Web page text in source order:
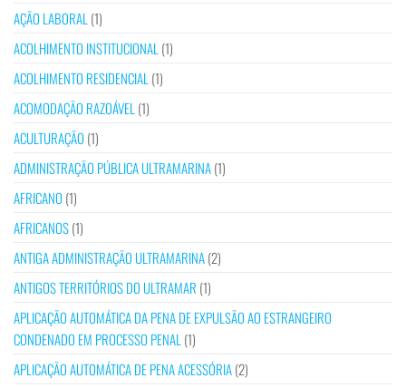
AÇÃO LABORAL (1)
ACOLHIMENTO INSTITUCIONAL (1)
ACOLHIMENTO RESIDENCIAL (1)
ACOMODAÇÃO RAZOÁVEL (1)
ACULTURAÇÃO (1)
ADMINISTRAÇÃO PÚBLICA ULTRAMARINA(1)
AFRICANO (1)
AFRICANOS(1)
ANTIGA ADMINISTRAÇÃO ULTRAMARINA(2)
ANTIGOS TERRITÓRIOS DO ULTRAMAR (1)
APLICAÇÃO AUTOMÁTICA DA PENA DE EXPULSÃO AO ESTRANGEIRO
CONDENADO EM PROCESSO PENAL (1)
APLICAÇÃO AUTOMÁTICA DE PENA ACESSÓRIA(2)